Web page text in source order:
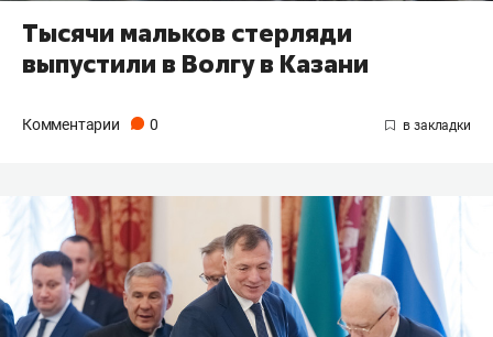
Тысячи мальков стерляди
выпустили в Волгу в Казани
Комментарии 0